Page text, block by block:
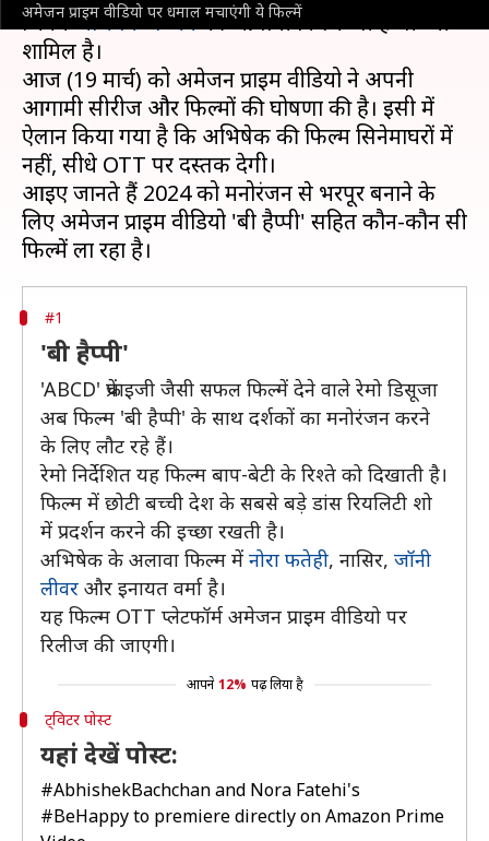
अमेजन प्राइम वीडियो पर धमाल मचाएंगी ये फिल्में
जिनमेंअभिषेक बच्चनकी आगामी फिल्म 'बी हैप्पी' भी
शामिल है।
आज (19 मार्च) को अमेजन प्राइम वीडियो ने अपनी
आगामी सीरीज और फिल्मों की घोषणा की है। इसी में
ऐलान किया गया है कि अभिषेक की फिल्म सिनेमाघरों में
नहीं, सीधे OTT पर दस्तक देगी।
आइए जानते हैं 2024 को मनोरंजन से भरपूर बनाने के
लिए अमेजन प्राइम वीडियो 'बी हैप्पी' सहित कौन-कौन सी
#1
'बी हैप्पी'
'ABCD' फ्रेंचाइजी जैसी सफल फिल्में देने वाले रेमो डिसूजा
अब फिल्म 'बी हैप्पी' के साथ दर्शकों का मनोरंजन करने
के लिए लौट रहे हैं।
रेमो निर्देशित यह फिल्म बाप-बेटी के रिश्ते को दिखाती है।
फिल्म में छोटी बच्ची देश के सबसे बड़े डांस रियलिटी शो
में प्रदर्शन करने की इच्छा रखती है।
अभिषेक के अलावा फिल्म में नोरा फतेही, नासिर, जॉनी
लीवर और इनायत वर्मा है।
यह फिल्म OTT प्लेटफॉर्म अमेजन प्राइम वीडियो पर
रिलीज की जाएगी।
आपने 12% पढ़ लिया है
ट्विटर पोस्ट
यहां देखें पोस्ट:
#AbhishekBachchanand Nora Fatehi's
#BeHappyto premiere directly on Amazon Prime